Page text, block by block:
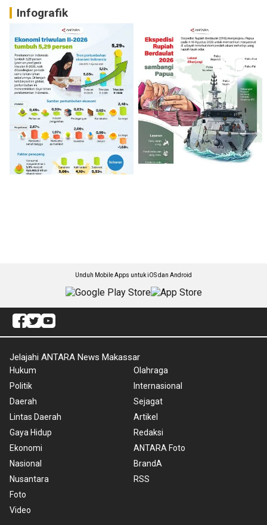
Infografik
Unduh Mobile Apps untuk iOS dan Android
Jelajahi ANTARA News Makassar
Hukum
Politik
Daerah
Lintas Daerah
Gaya Hidup
Ekonomi
Nasional
Nusantara
Foto
Video
Olahraga
Internasional
Sejagat
Artikel
Redaksi
ANTARA Foto
BrandA
RSS